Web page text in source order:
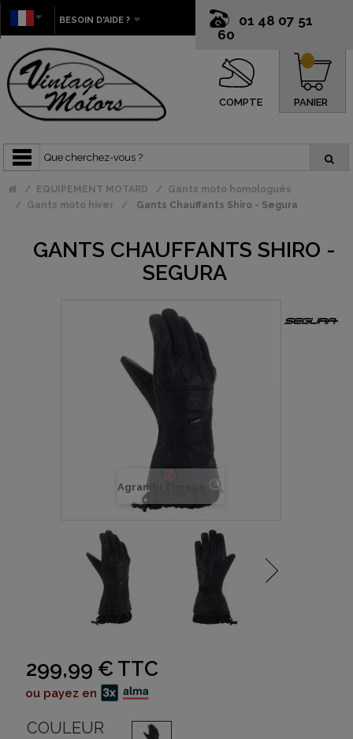
01 48 07 51
60
BESOIN D'AIDE ?
COMPTE PANIER
0
EQUIPEMENT MOTARD
Gants moto homologués
Gants moto hiver
Gants Chauffants Shiro - Segura
GANTS CHAUFFANTS SHIRO -
SEGURA
Agrandir l'image
299,99 € TTC
ou payez en
COULEUR